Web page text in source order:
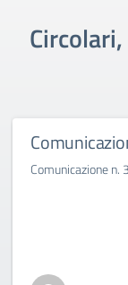
Comunicazione n.